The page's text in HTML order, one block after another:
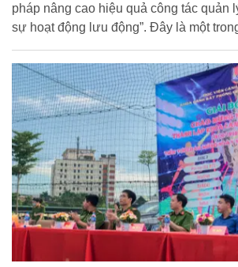
pháp nâng cao hiệu quả công tác quản
sự hoạt động lưu động”. Đây là một
chống tội phạm giai đoạn 2016 - 2025
năm 2030 do Bộ Công an chủ trì thực